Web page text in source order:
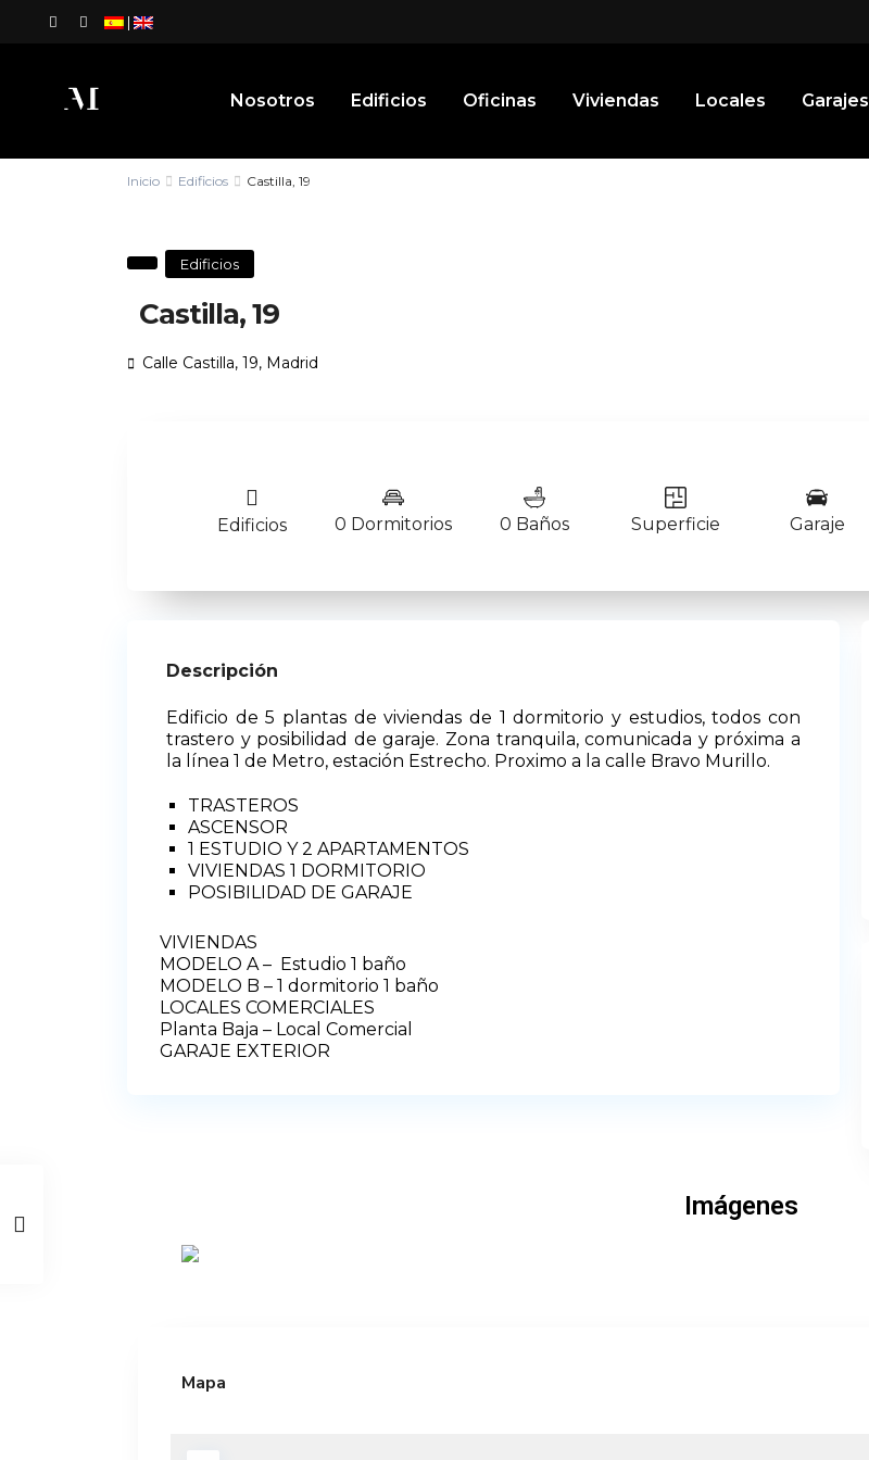
|
Nosotros Edificios Oficinas Viviendas Locales Garajes
Inicio Edificios Castilla, 19
Edificios
Castilla, 19
Calle Castilla, 19, Madrid
Edificios 0 Dormitorios 0 Baños Superficie Garaje
Descripción
Edificio de 5 plantas de viviendas de 1 dormitorio y estudios, todos con
trastero y posibilidad de garaje. Zona tranquila, comunicada y próxima a
la línea 1 de Metro, estación Estrecho. Proximo a la calle Bravo Murillo.
TRASTEROS
ASCENSOR
1 ESTUDIO Y 2 APARTAMENTOS
VIVIENDAS 1 DORMITORIO
POSIBILIDAD DE GARAJE
VIVIENDAS
MODELO A – Estudio 1 baño
MODELO B – 1 dormitorio 1 baño
LOCALES COMERCIALES
Planta Baja – Local Comercial
GARAJE EXTERIOR
Imágenes
Mapa